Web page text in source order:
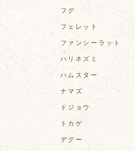
フグ
フェレット
ファンシーラット
ハリネズミ
ハムスター
ナマズ
ドジョウ
トカゲ
デグー